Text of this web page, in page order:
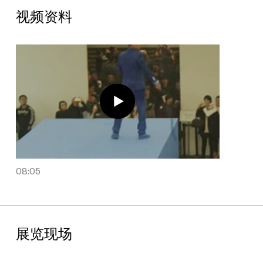
史的政治意味转换为没有内容的、纯粹的形式（政治纯形式）。”
“政纯办：全民健身”影射了一句曾号召、鼓励全体人民健身的中国
式口号，同名装置作品《全民健身》即来源于这句口号——利用
政府在全国范围内的公共广场和住宅小区安置的健身器材，作为现
成品雕塑供美术馆观众进行锻炼。《政先生》则是他们标志性的半
开玩笑式风格的典型之作，以那个逝去时代的政治审美为标准，将
五位小组成员的相貌组合成一个佩戴蓝色徽章的“领袖像”。
在UCCA大堂迎接观众的装置作品《政纯花坛》，令人联想起中国
国庆节的标志性装饰；展览还包括记录行为作品“做同一件好事”的
影像装置，内容是他们在广州发起的一次大规模集体清扫公交车的
活动；《宣言》（2005/2007/2008/2009/2014）以文本的形
一次次集体活动。概言之，“政纯办：全民健身”是一次精神锻炼，
共同制造的多样化的集体创作。
视频资料
08:05
展览现场